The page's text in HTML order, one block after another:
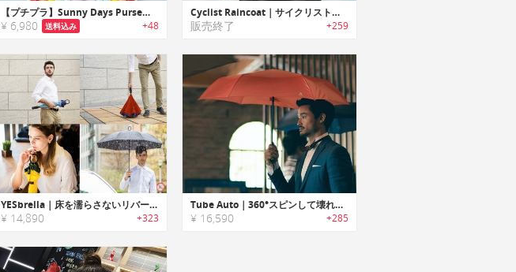
【プチプラ】Sunny Days Purse｜女の子に最適なレインボーモチーフポシェット
¥ 6,980 送料込み +48
Cyclist Raincoat｜サイクリスト用にデザインされた通気性に優れたレインコート「サイクリストレインコート」
販売終了 +259
YESbrella｜床を濡らさないリバースデザインアンブレラ「イエスブレラ」
¥ 14,890 +323
Tube Auto｜360°スピンして壊れにくいアンブレラ「チューブオート」
¥ 16,590 +285